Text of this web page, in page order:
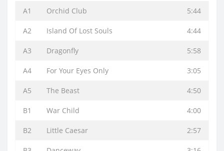
A1 Orchid Club 5:44
A2 Island Of Lost Souls 4:44
A3 Dragonfly 5:58
A4 For Your Eyes Only 3:05
A5 The Beast 4:50
B1 War Child 4:00
B2 Little Caesar 2:57